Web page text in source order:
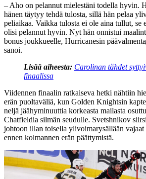
– Aho on pelannut mielestäni todella hyvin.
hänen täytyy tehdä tulosta, sillä hän pelaa
peliaikaa. Vaikka tulosta ei ole aina tullut, se
olisi pelannut hyvin. Nyt hän onnistui
bonus joukkueelle, Hurricanesin
sanoi.
Lisää aiheesta: Carolinan tähdet
finaalissa
Viidennen finaalin ratkaiseva hetki nähtiin
erän puoltaväliä, kun Golden Knightsin
neljä jäähyminuuttia korkeasta mailasta
Chatfieldia silmän seudulle. Svetshnikov
johtoon illan toisella ylivoimarysällään vajaat
ennen kolmannen erän päättymistä.